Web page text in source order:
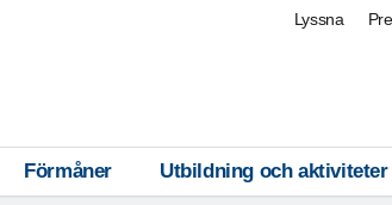
Lyssna
Förmåner Utbildning och aktiviteter